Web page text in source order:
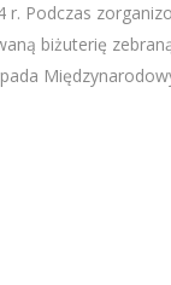
r. Podczas
biżuterię